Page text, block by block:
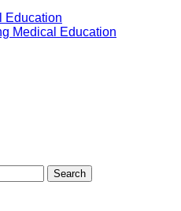
Education
Medical Education